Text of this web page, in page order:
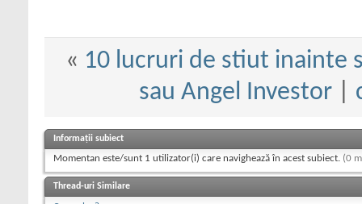
« 10 lucruri de stiut inainte
sau Angel Investor|
Informații subiect
Momentan este/sunt 1 utilizator(i) care navighează în acest subiect. (0
Thread-uri Similare